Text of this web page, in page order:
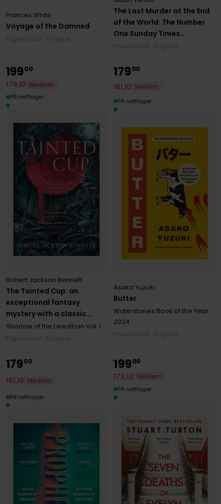
Voyage of the Damned
Frances White
The Last Murder at the End
of the World: The Number
One Sunday Times
The Tainted Cup: an
exceptional fantasy
mystery with a classic
detective duo
Robert Jackson Bennett
Shadow of the Leviathan Vol. 1
19900
179,10
Medlem
På nettlager
Butter
Asako Yuzuki
Waterstones Book of the Year
2024
17900
161,10
Medlem
På nettlager
17900
161,10 Medlem
På nettlager
19900
179,10
Medlem
På nettlager